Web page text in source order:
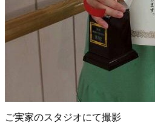
ご実家のスタジオにて撮影